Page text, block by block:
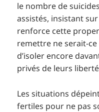
le nombre de
assistés, insistant
renforce cette
remettre ne serait-ce
d’isoler encore
privés de leurs
Les situations
fertiles pour ne pas